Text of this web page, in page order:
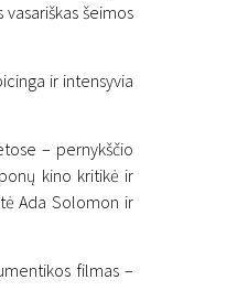
šeimos
ir intensyvia
– pernykščio
kino kritikė ir
Ada Solomon ir
filmas –